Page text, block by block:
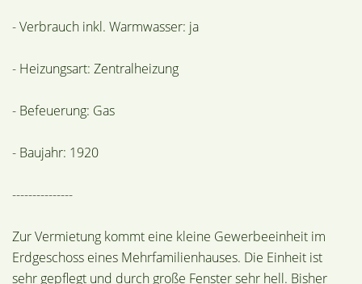
- Verbrauch inkl. Warmwasser: ja
- Heizungsart: Zentralheizung
- Befeuerung: Gas
- Baujahr: 1920
---------------
Zur Vermietung kommt eine kleine Gewerbeeinheit im
Erdgeschoss eines Mehrfamilienhauses. Die Einheit ist
sehr gepflegt und durch große Fenster sehr hell. Bisher